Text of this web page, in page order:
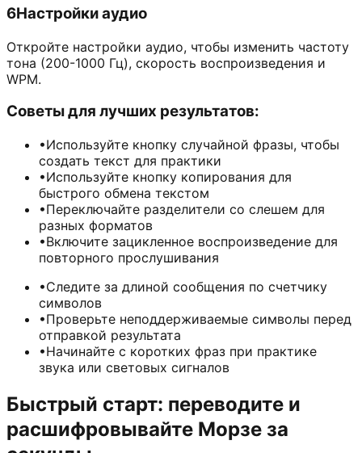
6Настройки аудио
Откройте настройки аудио, чтобы изменить частоту
тона (200-1000 Гц), скорость воспроизведения и
WPM.
Советы для лучших результатов:
•Используйте кнопку случайной фразы, чтобы
создать текст для практики
•Используйте кнопку копирования для
быстрого обмена текстом
•Переключайте разделители со слешем для
разных форматов
•Включите зацикленное воспроизведение для
повторного прослушивания
•Следите за длиной сообщения по счетчику
символов
•Проверьте неподдерживаемые символы перед
отправкой результата
•Начинайте с коротких фраз при практике
звука или световых сигналов
Быстрый старт: переводите и
расшифровывайте Морзе за